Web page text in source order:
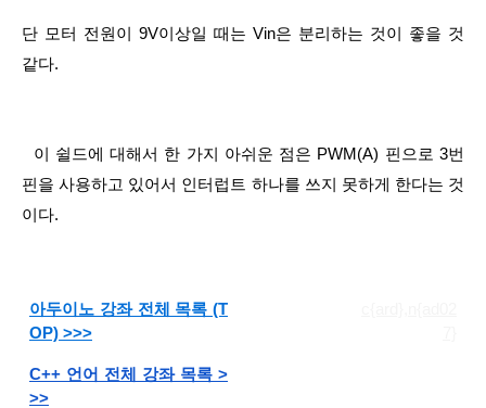
단 모터 전원이 9V이상일 때는 Vin은 분리하는 것이 좋을 것
같다.
핀을 사용하고 있어서 인터럽트 하나를 쓰지 못하게 한다는 것
이다.
아두이노 강좌 전체 목록 (T
OP) >>>
C++ 언어 전체 강좌 목록 >
>>